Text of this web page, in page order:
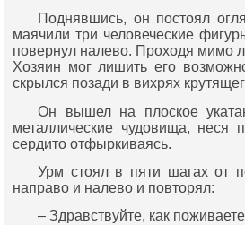
Поднявшись, он постоял
маячили три человеческие
повернул налево. Проходя мимо
Хозяин мог лишить его
скрылся позади в вихрях
Он вышел на плоское
металлические чудовища, неся
сердито отфыркиваясь.
Урм стоял в пяти шагах от
направо и налево и повторял:
– Здравствуйте, как